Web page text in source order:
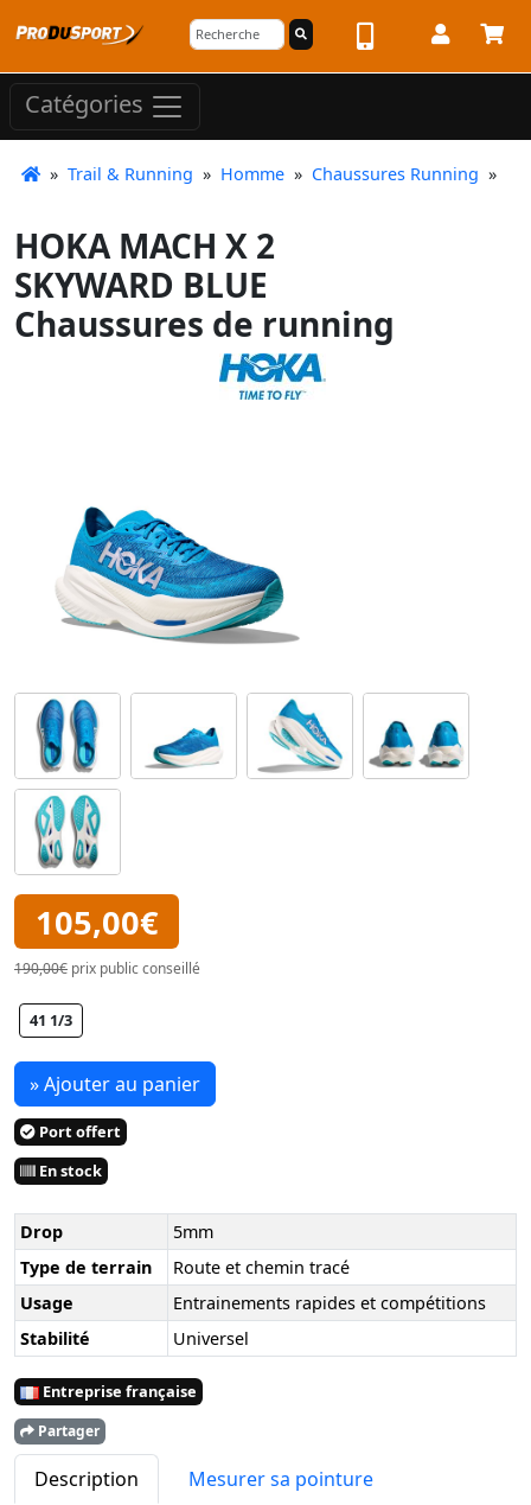
Catégories
» Trail & Running » Homme » Chaussures Running »
HOKA MACH X 2
SKYWARD BLUE
Chaussures de running
105,00€
190,00€ prix public conseillé
41 1/3
» Ajouter au panier
Port offert
En stock
Drop
5mm
Type de terrain
Route et chemin tracé
Usage
Entrainements rapides et compétitions
Stabilité
Universel
Entreprise française
Partager
Description
Mesurer sa pointure